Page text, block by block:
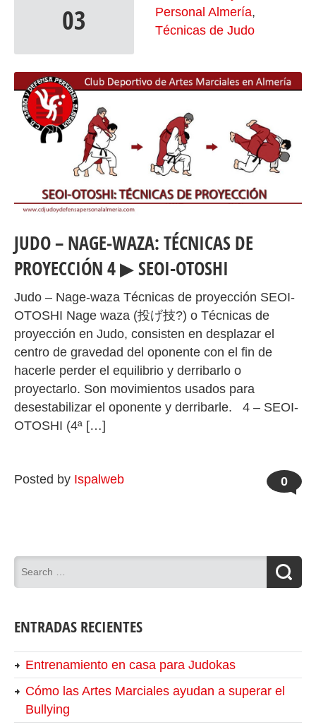
03
Personal Almería,
Técnicas de Judo
JUDO – NAGE‐WAZA: TÉCNICAS DE
PROYECCIÓN 4 ▶ SEOI-OTOSHI
Judo – Nage‐waza Técnicas de proyección SEOI-
OTOSHI Nage waza (投げ技?) o Técnicas de
proyección en Judo, consisten en desplazar el
centro de gravedad del oponente con el fin de
hacerle perder el equilibrio y derribarlo o
proyectarlo. Son movimientos usados para
desestabilizar el oponente y derribarle. 4 – SEOI-
OTOSHI (4ª […]
Posted by Ispalweb 0
ENTRADAS RECIENTES
Entrenamiento en casa para Judokas
Cómo las Artes Marciales ayudan a superar el
Bullying